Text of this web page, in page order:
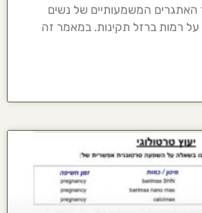
האתגרים המשמעותיים של נשים
רמות ברזל תקינות. במאמר זה